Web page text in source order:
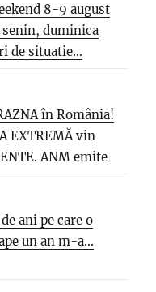
8-9 august
senin, duminica
de situatie…
în România!
EXTREMĂ vin
ANM emite
ani pe care o
un an m-a...